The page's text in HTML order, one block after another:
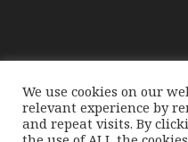
GloablMediaNews,
compie tutte le
libero regime di
We use cookies on our
relevant experience by
and repeat visits. By